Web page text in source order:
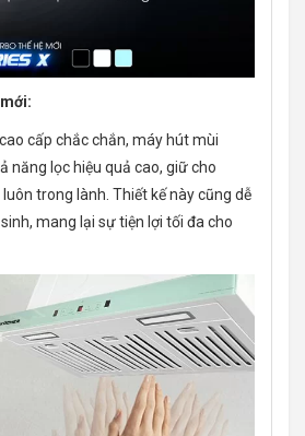
cấp chắc chắn, máy hút mùi
năng lọc hiệu quả cao, giữ cho
trong lành. Thiết kế này cũng dễ
mang lại sự tiện lợi tối đa cho